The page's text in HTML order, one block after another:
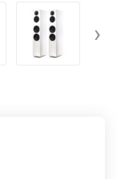
›